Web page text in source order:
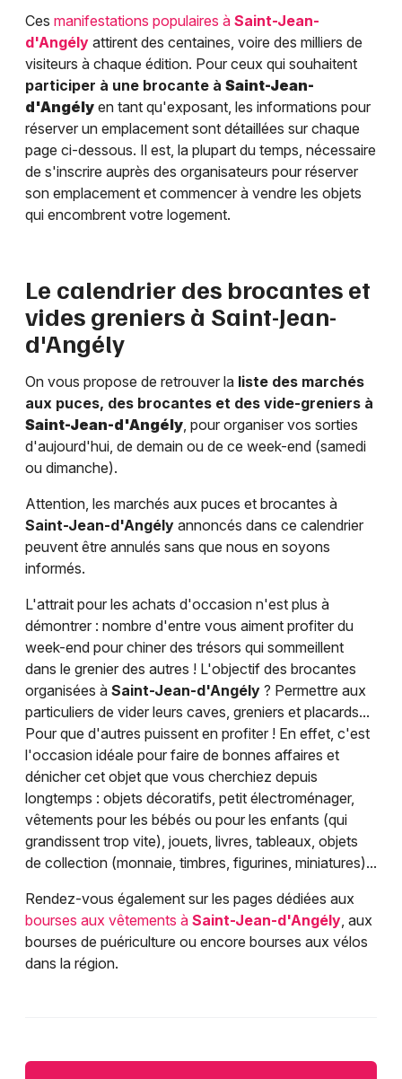
Ces manifestations populaires à Saint-Jean-
d'Angély attirent des centaines, voire des milliers de
visiteurs à chaque édition. Pour ceux qui souhaitent
participer à une brocante à Saint-Jean-
d'Angély en tant qu'exposant, les informations pour
réserver un emplacement sont détaillées sur chaque
page ci-dessous. Il est, la plupart du temps, nécessaire
de s'inscrire auprès des organisateurs pour réserver
son emplacement et commencer à vendre les objets
qui encombrent votre logement.
Le calendrier des brocantes et
vides greniers à Saint-Jean-
d'Angély
On vous propose de retrouver la liste des marchés
aux puces, des brocantes et des vide-greniers à
Saint-Jean-d'Angély, pour organiser vos sorties
d'aujourd'hui, de demain ou de ce week-end (samedi
ou dimanche).
Attention, les marchés aux puces et brocantes à
Saint-Jean-d'Angély annoncés dans ce calendrier
peuvent être annulés sans que nous en soyons
informés.
L'attrait pour les achats d'occasion n'est plus à
démontrer : nombre d'entre vous aiment profiter du
week-end pour chiner des trésors qui sommeillent
dans le grenier des autres ! L'objectif des brocantes
organisées à Saint-Jean-d'Angély ? Permettre aux
particuliers de vider leurs caves, greniers et placards...
Pour que d'autres puissent en profiter ! En effet, c'est
l'occasion idéale pour faire de bonnes affaires et
dénicher cet objet que vous cherchiez depuis
longtemps : objets décoratifs, petit électroménager,
vêtements pour les bébés ou pour les enfants (qui
grandissent trop vite), jouets, livres, tableaux, objets
de collection (monnaie, timbres, figurines, miniatures)...
Rendez-vous également sur les pages dédiées aux
bourses aux vêtements à Saint-Jean-d'Angély, aux
bourses de puériculture ou encore bourses aux vélos
dans la région.